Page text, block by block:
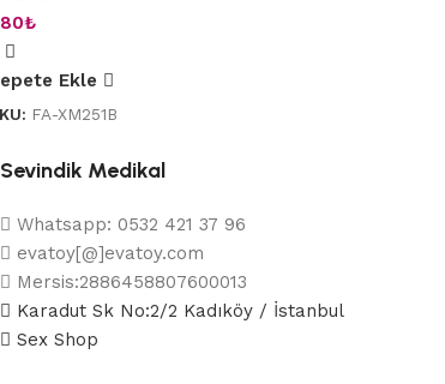
₺
Ekle
FA-XM251B
Sevindik Medikal
Whatsapp: 0532 421 37 96
evatoy[@]evatoy.com
Mersis:2886458807600013
Karadut Sk No:2/2 Kadıköy / İstanbul
Sex Shop